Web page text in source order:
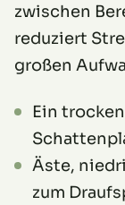
zwischen
reduziert
großen
Ein
Äste,
zum